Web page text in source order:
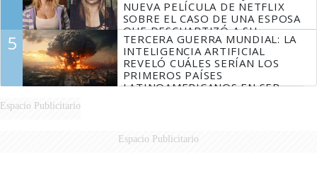
NUEVA PELÍCULA DE NETFLIX
SOBRE EL CASO DE UNA ESPOSA
QUE DESCUARTIZÓ A SU
MARIDO
5
TERCERA GUERRA MUNDIAL: LA
INTELIGENCIA ARTIFICIAL
REVELÓ CUÁLES SERÍAN LOS
PRIMEROS PAÍSES
LATINOAMERICANOS EN SER
Espacio Publicitario
Espacio Publicitario